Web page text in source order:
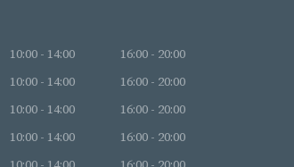
10:00 - 14:00
16:00 - 20:00
10:00 - 14:00
16:00 - 20:00
10:00 - 14:00
16:00 - 20:00
10:00 - 14:00
16:00 - 20:00